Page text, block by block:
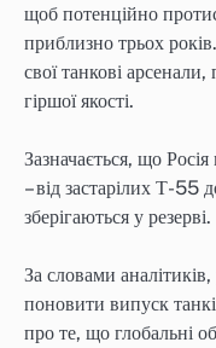
щоб потенційно
приблизно трьох
свої танкові
гіршої якості.
Зазначається, що
– від застарілих Т-
зберігаються у резерві.
За словами аналітиків,
поновити випуск
про те, що глобальні